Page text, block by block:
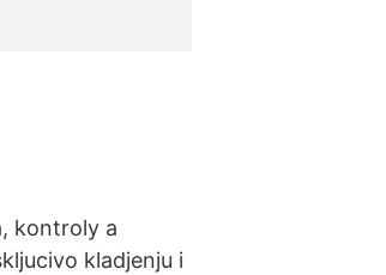
kontroly a
kladjenju i